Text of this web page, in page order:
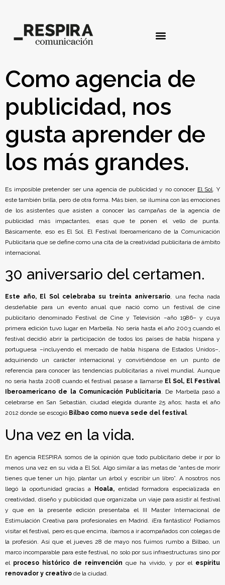
Como agencia de
publicidad, nos
gusta aprender de
los más grandes.
Es imposible pretender ser una agencia de publicidad y no conocer El Sol. Y
este también brilla, pero de otra forma. Más bien, se ilumina con las emociones
de los asistentes que asisten a conocer las campañas de la agencia de
publicidad más impactantes, esas que te ponen el vello de punta.
Básicamente, eso es El Sol. El Festival Iberoamericano de la Comunicación
Publicitaria que se define como una cita de la creatividad publicitaria de ámbito
internacional.
30 aniversario del certamen.
Este año, El Sol celebraba su treinta aniversario, una fecha nada
desdeñable para un evento anual que nació como un festival de cine
publicitario denominado Festival de Cine y Televisión –año 1986– y cuya
primera edición tuvo lugar en Marbella. No sería hasta el año 2003 cuando el
festival decidió abrir la participación de todos los países de habla hispana y
portuguesa –incluyendo el mercado de habla hispana de Estados Unidos–,
adquiriendo un carácter internacional y convirtiéndose en un punto de
referencia para conocer las tendencias publicitarias a nivel mundial. Aunque
no sería hasta 2008 cuando el festival pasase a llamarse El Sol, El Festival
Iberoamericano de la Comunicación Publicitaria. De Marbella pasó a
celebrarse en San Sebastián, ciudad elegida durante 25 años; hasta el año
2012 donde se escogió Bilbao como nueva sede del festival.
Una vez en la vida.
En agencia RESPIRA somos de la opinión que todo publicitario debe ir por lo
menos una vez en su vida a El Sol. Algo similar a las metas de “antes de morir
tienes que tener un hijo, plantar un árbol y escribir un libro”. A nosotros nos
llegó la oportunidad gracias a Hoala,entidad formadora especializada en
creatividad, diseño y publicidad que organizaba un viaje para asistir al festival
y que en la presente edición presentaba el III Master Internacional de
Estimulación Creativa para profesionales en Madrid. ¡Era fantástico! Podíamos
visitar el festival, pero es que encima, íbamos a ir acompañados con colegas de
la profesión. Así que el jueves 28 de mayo nos fuimos rumbo a Bilbao, un
marco incomparable para este festival, no solo por sus infraestructuras sino por
el proceso histórico de reinvención que ha vivido, y por el espíritu
renovador y creativo de la ciudad.